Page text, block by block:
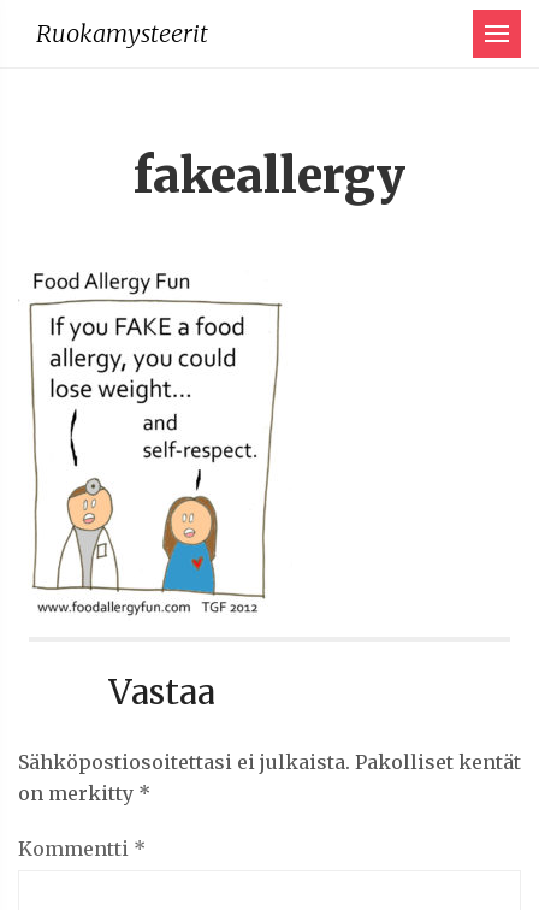
Ruokamysteerit Menu
fakeallergy
Vastaa
Sähköpostiosoitettasi ei julkaista. Pakolliset kentät
on merkitty *
Kommentti *